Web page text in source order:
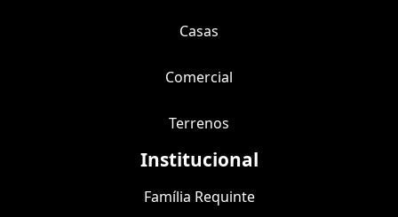
Casas
Comercial
Terrenos
Institucional
Família Requinte